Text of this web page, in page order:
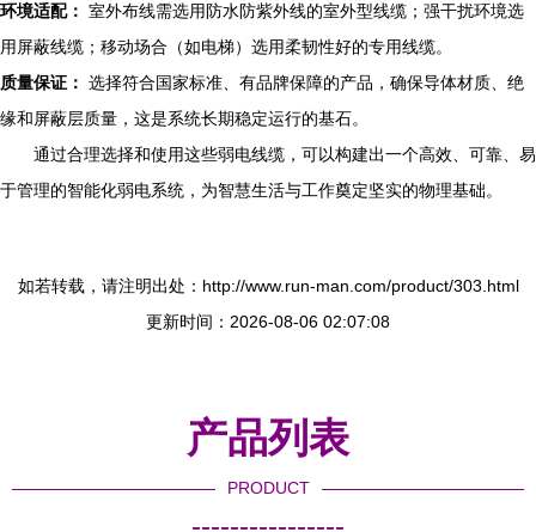
环境适配： 室外布线需选用防水防紫外线的室外型线缆；强干扰环境选
用屏蔽线缆；移动场合（如电梯）选用柔韧性好的专用线缆。
质量保证： 选择符合国家标准、有品牌保障的产品，确保导体材质、绝
缘和屏蔽层质量，这是系统长期稳定运行的基石。
通过合理选择和使用这些弱电线缆，可以构建出一个高效、可靠、易
于管理的智能化弱电系统，为智慧生活与工作奠定坚实的物理基础。
如若转载，请注明出处：http://www.run-man.com/product/303.html
更新时间：2026-08-06 02:07:08
产品列表
PRODUCT
----------------